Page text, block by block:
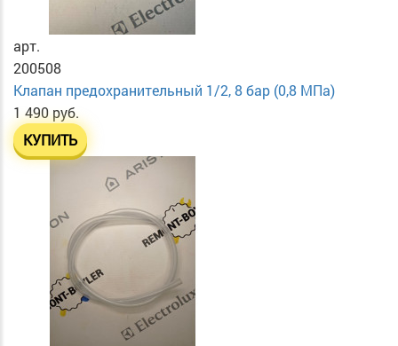
арт.
200508
Клапан предохранительный 1/2, 8 бар (0,8 МПа)
1 490 руб.
КУПИТЬ